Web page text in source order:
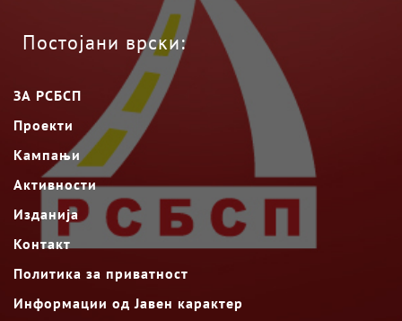
Постојани врски:
ЗА РСБСП
Проекти
Кампањи
Активности
Изданија
Контакт
Политика за приватност
Информации од Јавен карактер